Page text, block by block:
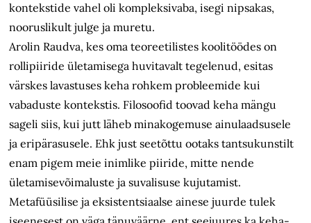
kontekstide vahel oli kompleksivaba, isegi nipsakas,
nooruslikult julge ja muretu.
Arolin Raudva, kes oma teoreetilistes koolitöödes on
rollipiiride ületamisega huvitavalt tegelenud, esitas
värskes lavastuses keha rohkem probleemide kui
vabaduste kontekstis. Filosoofid toovad keha mängu
sageli siis, kui jutt läheb minakogemuse ainulaadsusele
ja eripärasusele. Ehk just seetõttu ootaks tantsukunstilt
enam pigem meie inimlike piiride, mitte nende
ületamisevõimaluste ja suvalisuse kujutamist.
Metafüüsilise ja eksistentsiaalse ainese juurde tulek